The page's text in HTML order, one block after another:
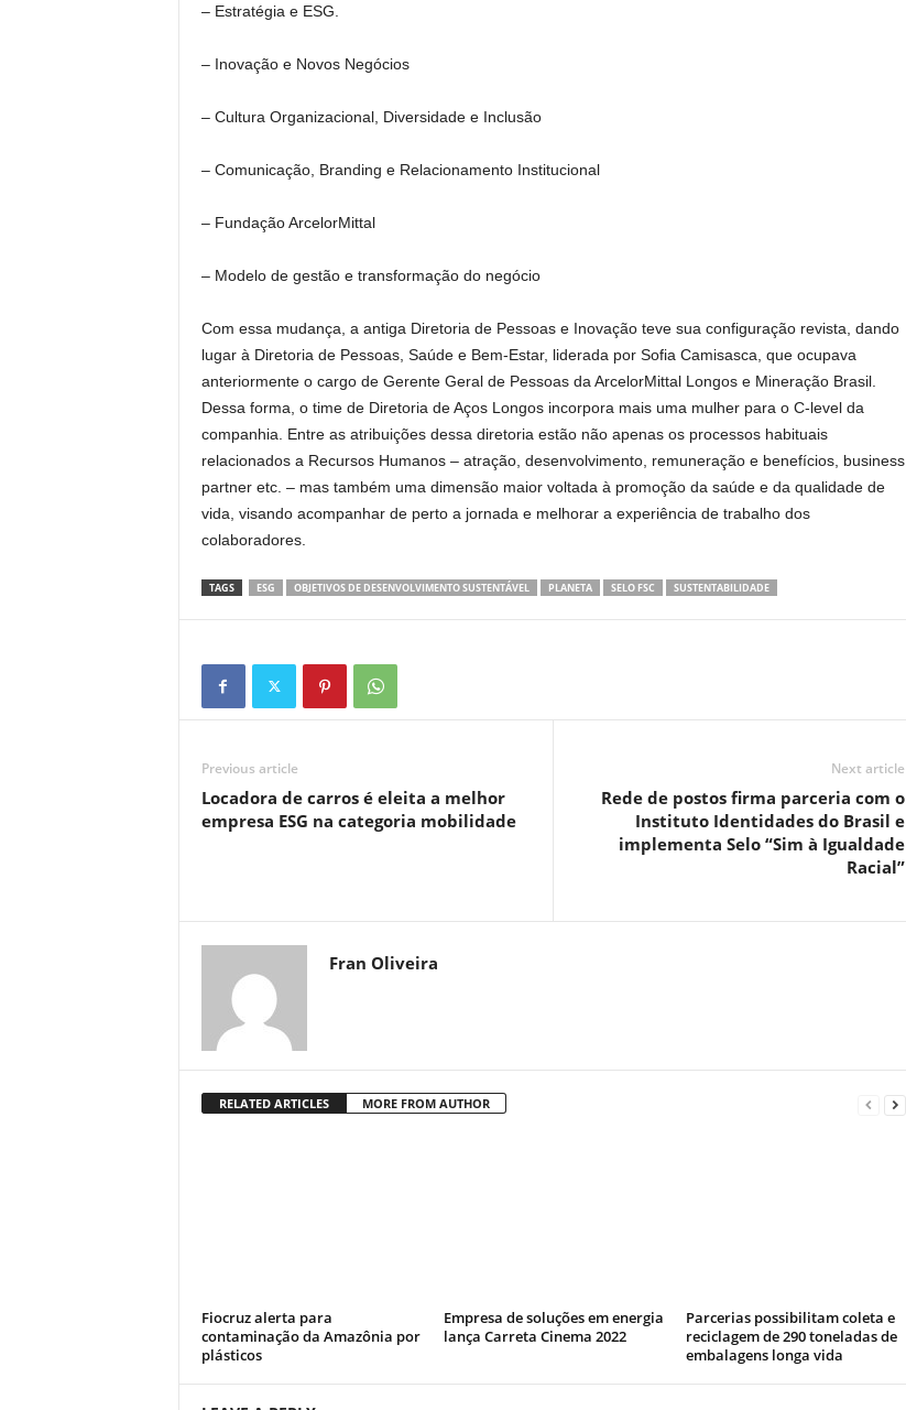
– Estratégia e ESG.
– Inovação e Novos Negócios
– Cultura Organizacional, Diversidade e Inclusão
– Comunicação, Branding e Relacionamento Institucional
– Fundação ArcelorMittal
– Modelo de gestão e transformação do negócio
Com essa mudança, a antiga Diretoria de Pessoas e Inovação teve sua configuração revista, dando
lugar à Diretoria de Pessoas, Saúde e Bem-Estar, liderada por Sofia Camisasca, que ocupava
anteriormente o cargo de Gerente Geral de Pessoas da ArcelorMittal Longos e Mineração Brasil.
Dessa forma, o time de Diretoria de Aços Longos incorpora mais uma mulher para o C-level da
companhia. Entre as atribuições dessa diretoria estão não apenas os processos habituais
relacionados a Recursos Humanos – atração, desenvolvimento, remuneração e benefícios, business
partner etc. – mas também uma dimensão maior voltada à promoção da saúde e da qualidade de
vida, visando acompanhar de perto a jornada e melhorar a experiência de trabalho dos
colaboradores.
TAGS ESG OBJETIVOS DE DESENVOLVIMENTO SUSTENTÁVEL PLANETA SELO FSC SUSTENTABILIDADE
Previous article
Locadora de carros é eleita a melhor
empresa ESG na categoria mobilidade
Next article
Rede de postos firma parceria com o
Instituto Identidades do Brasil e
implementa Selo “Sim à Igualdade
Racial”
Fran Oliveira
RELATED ARTICLES MORE FROM AUTHOR
Fiocruz alerta para
contaminação da Amazônia por
plásticos
Empresa de soluções em energia
lança Carreta Cinema 2022
Parcerias possibilitam coleta e
reciclagem de 290 toneladas de
embalagens longa vida